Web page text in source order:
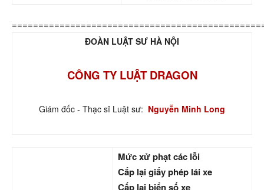
ĐOÀN LUẬT SƯ HÀ NỘI
CÔNG TY LUẬT DRAGON
Giám đốc - Thạc sĩ Luật sư: Nguyễn Minh Long
Mức xử phạt các lỗi
Cấp lại giấy phép lái xe
Cấp lại biển số xe